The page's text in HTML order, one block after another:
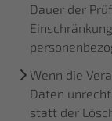
Dauer der
Wenn die
Daten
statt der